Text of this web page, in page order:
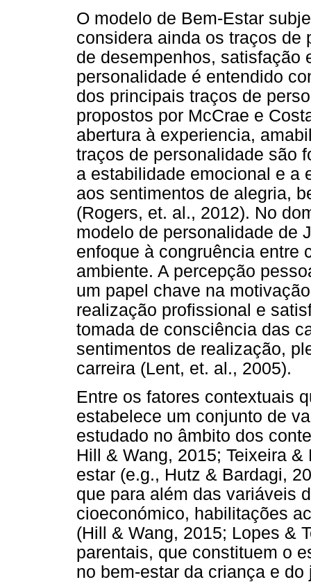
O modelo de Bem-Estar
considera ainda os traços de
de desempenhos, satisfação
personalidade é entendido
dos principais traços de
propostos por McCrae e
abertura à experiencia,
traços de personalidade são
a estabilidade emocional e a
aos sentimentos de alegria,
(Rogers, et. al., 2012). No
modelo de personalidade de
enfoque à congruência entre
ambiente. A percepção
um papel chave na
realização profissional e
tomada de consciência das
sentimentos de realização,
carreira (Lent, et. al., 2005).
Entre os fatores contextuais
estabelece um conjunto de
estudado no âmbito dos
Hill & Wang, 2015; Teixeira
estar (e.g., Hutz & Bardagi,
que para além das variáveis
cioeconómico, habilitações
(Hill & Wang, 2015; Lopes &
parentais, que constituem o
no bem-estar da criança e